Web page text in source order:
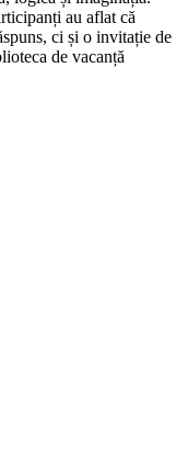
au aflat că
ci și o invitație de
de vacanță